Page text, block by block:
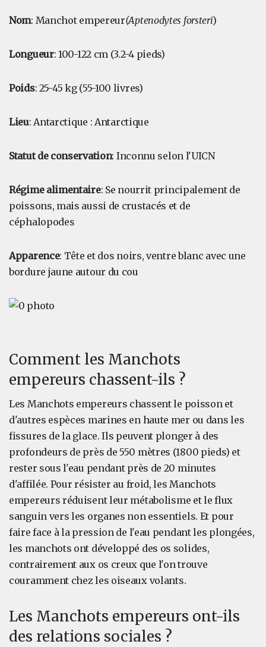
Nom: Manchot empereur(Aptenodytes forsteri)
Longueur: 100-122 cm (3.2-4 pieds)
Poids: 25-45 kg (55-100 livres)
Lieu: Antarctique : Antarctique
Statut de conservation: Inconnu selon l'UICN
Régime alimentaire: Se nourrit principalement de
poissons, mais aussi de crustacés et de
céphalopodes
Apparence: Tête et dos noirs, ventre blanc avec une
bordure jaune autour du cou
Comment les Manchots
empereurs chassent-ils ?
Les Manchots empereurs chassent le poisson et
d'autres espèces marines en haute mer ou dans les
fissures de la glace. Ils peuvent plonger à des
profondeurs de près de 550 mètres (1800 pieds) et
rester sous l'eau pendant près de 20 minutes
d'affilée. Pour résister au froid, les Manchots
empereurs réduisent leur métabolisme et le flux
sanguin vers les organes non essentiels. Et pour
faire face à la pression de l'eau pendant les plongées,
les manchots ont développé des os solides,
contrairement aux os creux que l'on trouve
couramment chez les oiseaux volants.
Les Manchots empereurs ont-ils
des relations sociales ?